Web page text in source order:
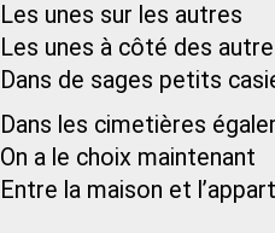
Les unes sur les autres
Les unes à côté des
Dans de sages petits
Dans les cimetières
On a le choix maintenant
Entre la maison et